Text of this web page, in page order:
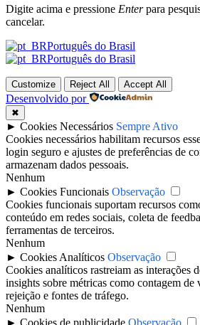
Digite acima e pressione Enterpara
cancelar.
Português do Brasil
Português do Brasil
Customize Reject All Accept All
Desenvolvido por
✖
► Cookies Necessários Sempre Ativo
Cookies necessários habilitam recursos
login seguro e ajustes de preferências de
armazenam dados pessoais.
Nenhum
► Cookies Funcionais Observação
Cookies funcionais suportam recursos
conteúdo em redes sociais, coleta de
ferramentas de terceiros.
Nenhum
► Cookies Analíticos Observação
Cookies analíticos rastreiam as interações
insights sobre métricas como contagem de
rejeição e fontes de tráfego.
Nenhum